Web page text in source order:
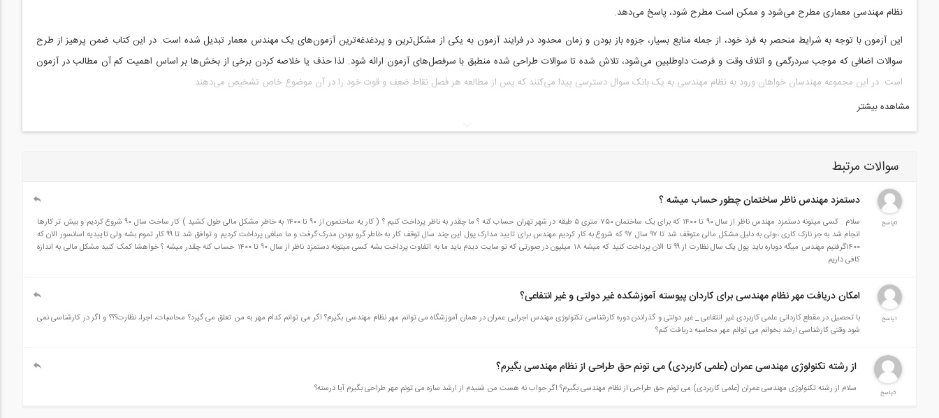
نظام مهندسی معماری مطرح می‌شود و ممکن است مطرح شود، پاسخ می‌دهد.
این آزمون با توجه به شرایط منحصر به فرد خود، از جمله منابع بسیار، جزوه باز بودن و زمان محدود در فرایند آزمون به یکی از مشکل‌ترین و پردغدغه‌ترین آزمون‌های یک مهندس معمار تبدیل شده است. در این کتاب ضمن پرهیز از طرح
سوالات اضافی که موجب سردرگمی و اتلاف وقت و فرصت داوطلبین می‌شود، تلاش شده تا سوالات طراحی شده منطبق با سرفصل‌های آزمون ارائه شود. لذا حذف یا خلاصه کردن برخی از بخش‌ها بر اساس اهمیت کم آن مطالب در آزمون
است. در این مجموعه مهندسان خواهان ورود به نظام مهندسی به یک بانک سوال دسترسی پیدا می‌کنند که پس از مطالعه هر فصل نقاط ضعف و قوت خود را در آن موضوع خاص تشخیص می‌دهند.
امید است این کتاب بتواند راهگشای ورود مهندسین به سازمان نظام مهندسی باشد.
مشاهده بیشتر
سوالات مرتبط
0پاسخ
دستمزد مهندس ناظر ساختمان چطور حساب میشه ؟
سلام . کسی میتونه دستمزد مهندس ناظر از سال ۹۰ تا ۱۴۰۰ که برای یک ساختمان ۷۵۰ متری ۵ طبقه در شهر تهران حساب کنه ؟ ما چقدر به ناظر پرداخت کنیم ؟ ( کار یه ساختمون از ۹۰ تا ۱۴۰۰ به خاطر مشکل مالی طول کشید ) کار ساخت سال ۹۰ شروع کردیم و بیش تر کارها
انجام شد به جز نازک کاری ،؛ولی به دلیل مشکل مالی متوقف شد تا ۹۷ سال ۹۷ که شروع به کار کردیم مهندس برای تایید مدارک پول این چند سال توقف کار به خاطر گرو بودن مدرک گرفت و ما مبلغی پرداخت کردیم و توافق شد تا ۹۹ کار تموم بشه ولی تاییدیه اسانسور الان که
۱۴۰۰گرفتیم مهندس میگه دوباره باید پول یک سال نظارت از ۹۹ تا الان پرداخت کنید که میشه ۱۸ میلیون در صورتی که تو سایت دیدم باید ما به اتفاوت پرداخت بشه کسی میتونه دستمزد ناظر از سال ۹۰ تا ۱۴۰۰ حساب کنه چقدر میشه ؟ خواهشا کمک کنید مشکل مالی به اندازه
کافی داریم
1پاسخ
امکان دریافت مهر نظام مهندسی برای کاردان پیوسته آموزشکده غیر دولتی و غیر انتفاعی؟
با تحصیل در مقطع کاردانی علمی کاربردی غیر انتفاعی _ غیر دولتی و گذراندن دوره کارشناسی تکنولوژی مهندس اجرایی عمران در همان آموزشگاه می توانم مهر نظام مهندسی بگیرم؟ اگر می توانم کدام مهر به من تعلق می گیرد؟ محاسبات، اجرا، نظارت؟؟؟ و اگر در کارشناسی نمی
شود وقتی کارشناسی ارشد بخوانم می توانم مهر محاسبه دریافت کنم؟
3پاسخ
از رشته تکنولوژی مهندسی عمران (علمی کاربردی) می تونم حق طراحی از نظام مهندسی بگیرم؟
سلام از رشته تکنولوژی مهندسی عمران (علمی کاربردی) می تونم حق طراحی از نظام مهندسی بگیرم؟ اگر جواب نه هست من شنیدم از ارشد سازه می تونم مهر طراحی بگیرم آیا درسته؟